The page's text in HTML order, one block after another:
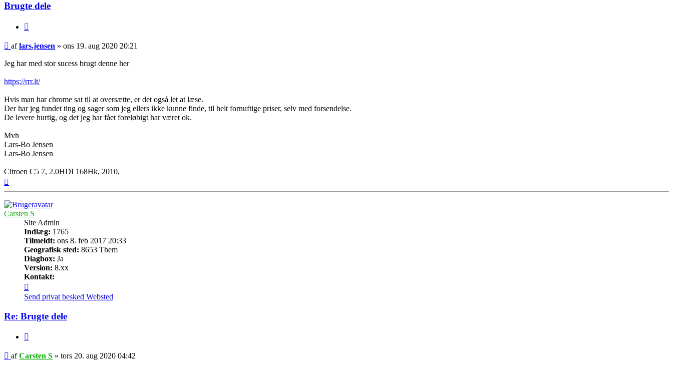
Brugte dele
Ulæst
aflars.jensen » ons 19. aug 2020 20:21
Jeg har med stor sucess brugt denne her
https://rrr.lt/
Hvis man har chrome sat til at oversætte, er det også let at læse.
Der har jeg fundet ting og sager som jeg ellers ikke kunne finde, til helt fornuftige priser, selv med forsendelse.
De levere hurtig, og det jeg har fået foreløbigt har været ok.
Mvh
Lars-Bo Jensen
Lars-Bo Jensen
Citroen C5 7, 2.0HDI 168Hk, 2010,
Carsten S
Site Admin
Indlæg: 1765
Tilmeldt: ons 8. feb 2017 20:33
Geografisk sted: 8653 Them
Diagbox: Ja
Version: 8.xx
Kontakt:
Carsten
S
Send privat besked Websted
Re: Brugte dele
Ulæst
afCarsten S » tors 20. aug 2020 04:42